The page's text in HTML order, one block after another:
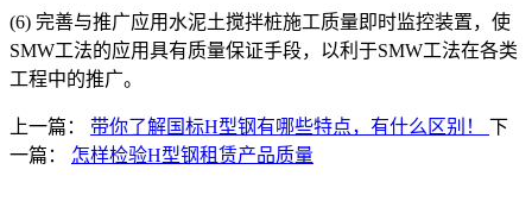
(6) 完善与推广应用水泥土搅拌桩施工质量即时监控装置，使
SMW工法的应用具有质量保证手段，以利于SMW工法在各类
工程中的推广。
上一篇： 带你了解国标H型钢有哪些特点，有什么区别！ 下
一篇： 怎样检验H型钢租赁产品质量